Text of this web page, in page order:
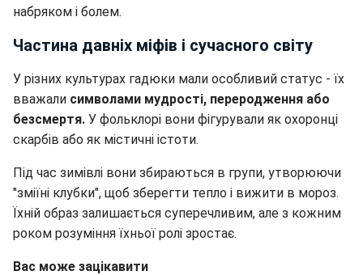
набряком і болем.
Частина давніх міфів і сучасного світу
У різних культурах гадюки мали особливий статус - їх
вважали символами мудрості, переродження або
безсмертя. У фольклорі вони фігурували як охоронці
скарбів або як містичні істоти.
Під час зимівлі вони збираються в групи, утворюючи
"зміїні клубки", щоб зберегти тепло і вижити в мороз.
Їхній образ залишається суперечливим, але з кожним
роком розуміння їхньої ролі зростає.
Вас може зацікавити